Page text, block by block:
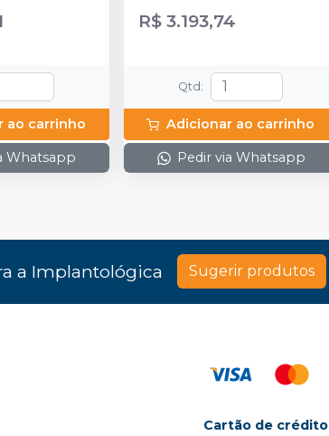
FX205 e
ao carrinho
Whatsapp
R$ 3.193,74
Qtd :
Adicionar ao carrinho
Pedir via Whatsapp
a Implantológica Sugerir produtos
Cartão de crédito